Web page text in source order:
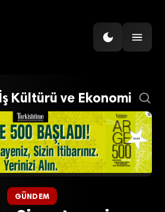
Kültürü ve Ekonomi
GÜNDEM